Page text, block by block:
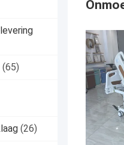
(65)
(26)